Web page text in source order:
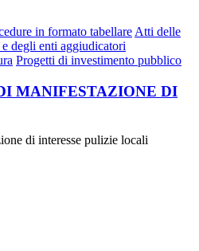
in formato tabellare Atti delle
degli enti aggiudicatori
Progetti di investimento pubblico
MANIFESTAZIONE DI
di interesse pulizie locali